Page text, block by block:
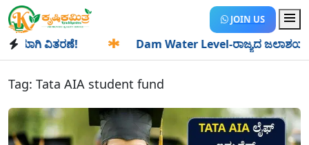
JOIN US
ವಿತರಣೆ! Dam Water Level-ರಾಜ್ಯದ ಜಲಾಶಯಗಳಿಗೆ
Tag: Tata AIA student fund